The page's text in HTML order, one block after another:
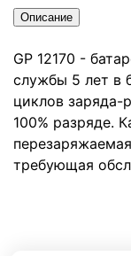
Описание
GP 12170 -
службы 5 лет в
циклов заряда-
100% разряде.
требующая